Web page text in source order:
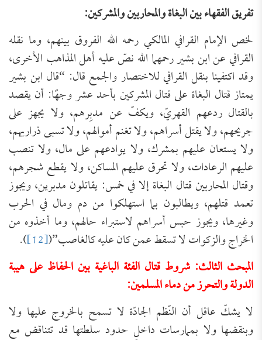
تفريق الفقهاء بين البغاة والمحاربين والمشركين:
لخص الإمام القرافي المالكي رحمه الله الفروق بينهم، وما نقله
القرافي عن ابن بشير رحمهما الله نصّ عليه أهل المذاهب الأخرى،
وقد اكتفينا بنقل القرافي للاختصار والجمع قال: “قال ابن بشير
يمتاز قتال البغاة على قتال المشركين بأحد عشر وجهًا: أن يقصد
بالقتال ردعهم القهريّ، ويكفّ عن مدبِرهم، ولا يجهز على
جريحهم، ولا يقتل أسراهم، ولا تغنم أموالهم، ولا تسبى ذراريهم،
ولا يستعان عليهم بمشرك، ولا يوادعهم على مال، ولا تنصب
عليهم الرعادات، ولا تحرق عليهم المساكن، ولا يقطع شجرهم،
وقتال المحاربين قتال البغاة إلا في خمس: يقاتلون مدبرين، ويجوز
تعمد قتلهم، ويطالبون بما استهلكوا من دم ومال في الحرب
وغيرها، ويجوز حبس أسراهم لاستبراء حالهم، وما أخذوه من
الخراج والزكوات لا تسقط عمن كان عليه كالغاصب”([12]
).
المبحث الثالث: شروط قتال الفئة الباغية بين الحفاظ على هيبة
الدولة والتحرز من دماء المسلمين:
لا يشكّ عاقل أن النّظم الجادّة لا تسمح بالخروج عليها ولا
وبنقضها ولا بممارسات داخل حدود سلطتها قد تتناقض مع